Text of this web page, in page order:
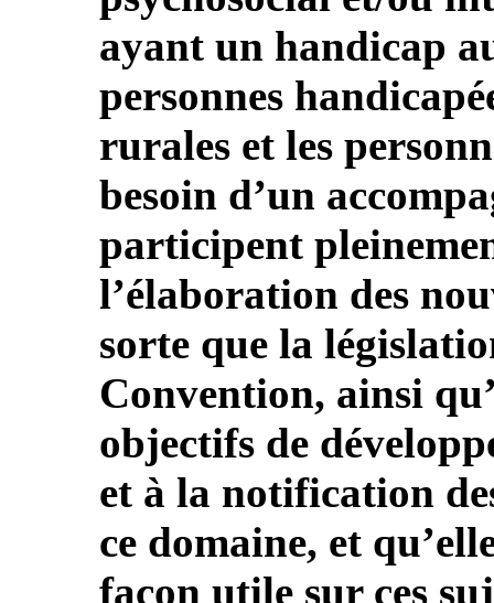
ayant un handicap
personnes
rurales et les
besoin d’un
participent
l’élaboration des
sorte que la
Convention, ainsi
objectifs de
et à la notification
ce domaine, et
façon utile sur ces